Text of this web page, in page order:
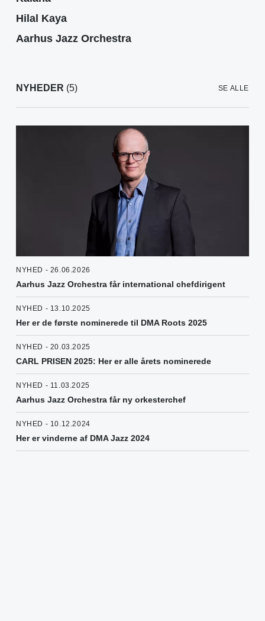
Hilal Kaya
Aarhus Jazz Orchestra
NYHEDER (5) SE ALLE
NYHED - 26.06.2026
Aarhus Jazz Orchestra får international chefdirigent
NYHED - 13.10.2025
Her er de første nominerede til DMA Roots 2025
NYHED - 20.03.2025
CARL PRISEN 2025: Her er alle årets nominerede
NYHED - 11.03.2025
Aarhus Jazz Orchestra får ny orkesterchef
NYHED - 10.12.2024
Her er vinderne af DMA Jazz 2024